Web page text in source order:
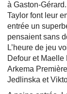
à Gaston-
Taylor font leur
entrée un
pensaient sans
L’heure de jeu
Defour et
Arkema
Jedlinska et